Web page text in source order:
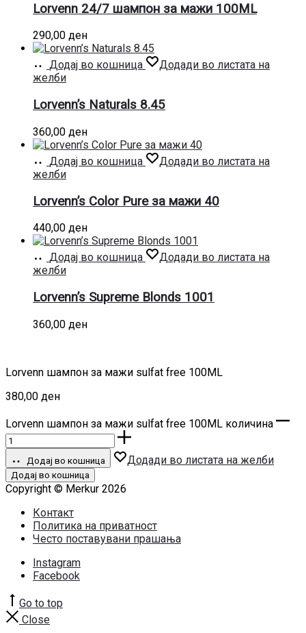
Lorvenn 24/7 шампон за мажи 100ML
290,00 ден
Додај во кошница
Додади во листата на
желби
Lorvenn’s Naturals 8.45
360,00 ден
Додај во кошница
Додади во листата на
желби
Lorvenn’s Color Pure за мажи 40
440,00 ден
Додај во кошница
Додади во листата на
желби
Lorvenn’s Supreme Blonds 1001
360,00 ден
Lorvenn шампон за мажи sulfat free 100ML
380,00 ден
Lorvenn шампон за мажи sulfat free 100ML количина
Додај во кошница Додади во листата на желби
Додај во кошница
Copyright © Merkur 2026
Контакт
Политика на приватност
Често поставувани прашања
Instagram
Facebook
Go to top
Close